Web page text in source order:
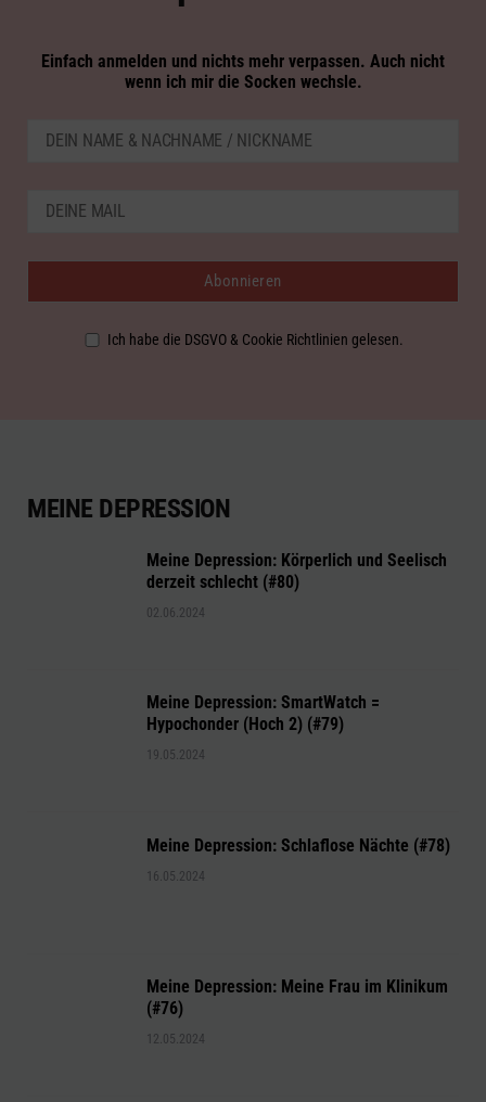
Einfach anmelden und nichts mehr verpassen. Auch nicht
wenn ich mir die Socken wechsle.
Ich habe die DSGVO & Cookie Richtlinien gelesen.
MEINE DEPRESSION
Meine Depression: Körperlich und Seelisch
derzeit schlecht (#80)
02.06.2024
Meine Depression: SmartWatch =
Hypochonder (Hoch 2) (#79)
19.05.2024
Meine Depression: Schlaflose Nächte (#78)
16.05.2024
Meine Depression: Meine Frau im Klinikum
(#76)
12.05.2024